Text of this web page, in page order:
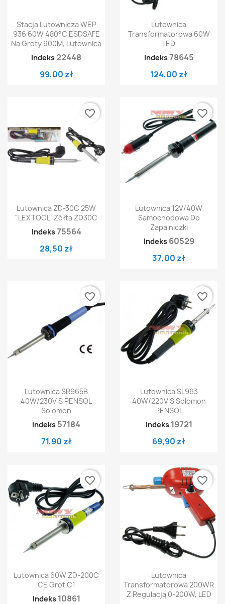
Stacja Lutownicza WEP
936 60W 480°C ESDSAFE
Na Groty 900M, Lutownica
Indeks 22448
99,00 zł
Lutownica
Transformatorowa 60W
LED
Indeks78645
124,00 zł
Lutownica ZD-30C 25W
"LEXTOOL" Zółta ZD30C
Indeks75564
28,50 zł
favorite_border
Lutownica 12V/40W
Samochodowa Do
Zapalniczki
Indeks 60529
37,00 zł
favorite_border
Lutownica SR965B
40W/230V S PENSOL
Solomon
Indeks 57184
71,90 zł
favorite_border
Lutownica SL963
40W/220V S Solomon
PENSOL
Indeks 19721
69,90 zł
favorite_border
Lutownica 60W ZD-200C
CE Grot C1
Indeks 10861
favorite_border
Lutownica
Transformatorowa 200WR
Z Regulacją 0-200W, LED
favorite_border